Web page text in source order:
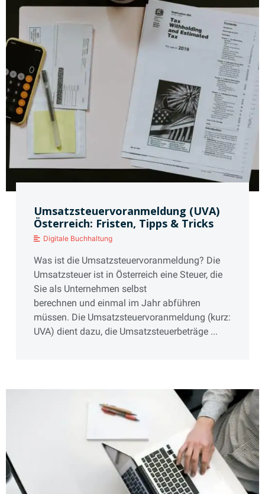
Umsatzsteuervoranmeldung (UVA)
Österreich: Fristen, Tipps & Tricks
Digitale Buchhaltung
Was ist die Umsatzsteuervoranmeldung? Die
Umsatzsteuer ist in Österreich eine Steuer, die
Sie als Unternehmen selbst
berechnen und einmal im Jahr abführen
müssen. Die Umsatzsteuervoranmeldung (kurz:
UVA) dient dazu, die Umsatzsteuerbeträge ...